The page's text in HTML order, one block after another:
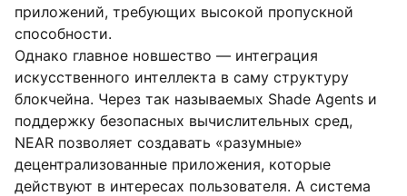
приложений, требующих высокой пропускной
способности.
Однако главное новшество — интеграция
искусственного интеллекта в саму структуру
блокчейна. Через так называемых Shade Agents и
поддержку безопасных вычислительных сред,
NEAR позволяет создавать «разумные»
децентрализованные приложения, которые
действуют в интересах пользователя. А система